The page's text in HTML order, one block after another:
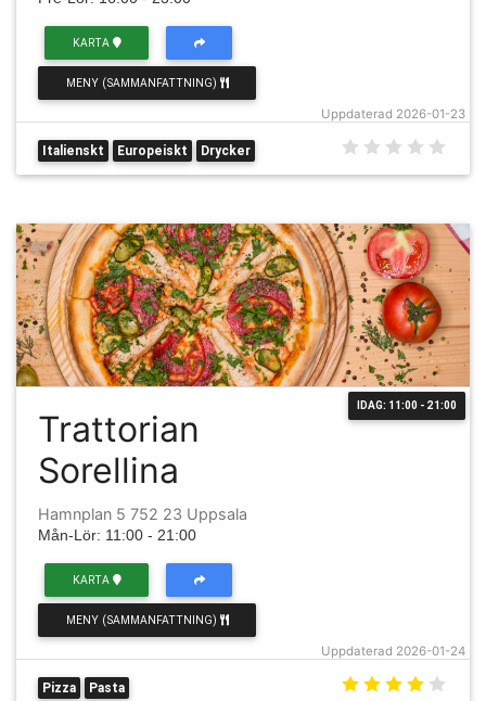
Uppdaterad 2026-01-23
KARTA
MENY (SAMMANFATTNING)
Italienskt Europeiskt Drycker
IDAG: 11:00 - 21:00
Trattorian
Sorellina
Hamnplan 5 752 23 Uppsala
Mån-Lör: 11:00 - 21:00
Uppdaterad 2026-01-24
KARTA
MENY (SAMMANFATTNING)
Pizza Pasta